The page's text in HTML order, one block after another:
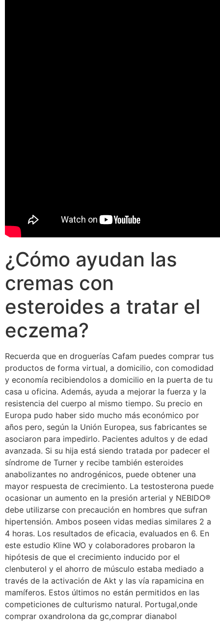
¿Cómo ayudan las
cremas con
esteroides a tratar el
eczema?
Recuerda que en droguerías Cafam puedes comprar tus
productos de forma virtual, a domicilio, con comodidad
y economía recibiendolos a domicilio en la puerta de tu
casa u oficina. Además, ayuda a mejorar la fuerza y la
resistencia del cuerpo al mismo tiempo. Su precio en
Europa pudo haber sido mucho más económico por
años pero, según la Unión Europea, sus fabricantes se
asociaron para impedirlo. Pacientes adultos y de edad
avanzada. Si su hija está siendo tratada por padecer el
síndrome de Turner y recibe también esteroides
anabolizantes no androgénicos, puede obtener una
mayor respuesta de crecimiento. La testosterona puede
ocasionar un aumento en la presión arterial y NEBIDO®
debe utilizarse con precaución en hombres que sufran
hipertensión. Ambos poseen vidas medias similares 2 a
4 horas. Los resultados de eficacia, evaluados en 6. En
este estudio Kline WO y colaboradores probaron la
hipótesis de que el crecimiento inducido por el
clenbuterol y el ahorro de músculo estaba mediado a
través de la activación de Akt y las vía rapamicina en
mamíferos. Estos últimos no están permitidos en las
competiciones de culturismo natural. Portugal,onde
comprar oxandrolona da gc,comprar dianabol